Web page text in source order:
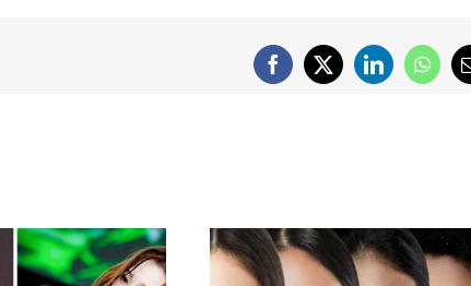
Facebook
X LinkedIn